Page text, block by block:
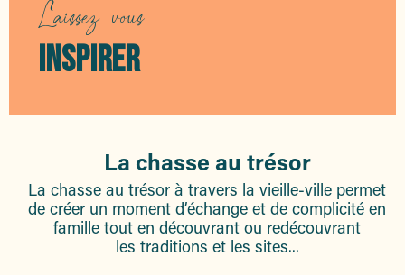
Live en ville
Visite guidée de la tour carrée – maison des traditions
Visite guidée de la tour carrée – maison des traditions
Immersion aquatique
Immersion gourmande : Balade dans les vignes
Immersion : DécouVertes
Laissez-vous
INSPIRER
La chasse au trésor
La chasse au trésor à travers la vieille-ville permet
de créer un moment d’échange et de complicité en
famille tout en découvrant ou redécouvrant
les traditions et les sites...